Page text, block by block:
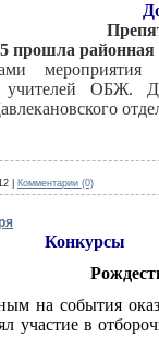
прошла районная
учителей ОБЖ.
Комментарии (0)
Конкурсы
на события
участие в